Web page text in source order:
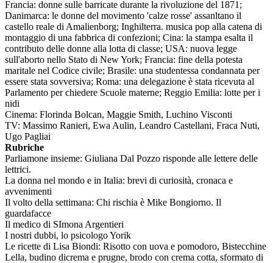
Francia: donne sulle barricate durante la rivoluzione del 1871;
Danimarca: le donne del movimento 'calze rosse' assanltano il
castello reale di Amalienborg; Inghilterra. musica pop alla catena di
montaggio di una fabbrica di confezioni; Cina: la stampa esalta il
contributo delle donne alla lotta di classe; USA: nuova legge
sull'aborto nello Stato di New York; Francia: fine della potesta
maritale nel Codice civile; Brasile: una studentessa condannata per
essere stata sovversiva; Roma: una delegazione è stata ricevuta al
Parlamento per chiedere Scuole materne; Reggio Emilia: lotte per i
nidi
Cinema: Florinda Bolcan, Maggie Smith, Luchino Visconti
TV: Massimo Ranieri, Ewa Aulin, Leandro Castellani, Fraca Nuti,
Ugo Pagliai
Rubriche
Parliamone insieme: Giuliana Dal Pozzo risponde alle lettere delle
lettrici.
La donna nel mondo e in Italia: brevi di curiosità, cronaca e
avvenimenti
Il volto della settimana: Chi rischia è Mike Bongiorno. Il
guardafacce
Il medico di SImona Argentieri
I nostri dubbi, lo psicologo Yorik
Le ricette di Lisa Biondi: Risotto con uova e pomodoro, Bistecchine
Lella, budino dicrema e prugne, brodo con crema cotta, sformato di